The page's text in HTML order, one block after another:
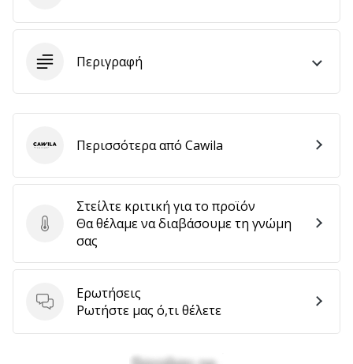
Περιγραφή
Στείλτε κριτική για το προϊόν
Στείλτε κριτική για το προϊόν
Θα θέλαμε να διαβάσουμε τη γνώμη
σας
Ερωτήσεις
Ερωτήσεις
Ρωτήστε μας ό,τι θέλετε
CawilaΠερισσότερα από Cawila